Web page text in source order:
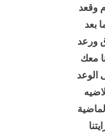
وقعد
بعد
ورعد
معك